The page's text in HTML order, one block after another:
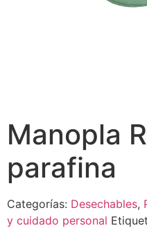
Manopla
parafina
Categorías: Desechables,
y cuidado personal